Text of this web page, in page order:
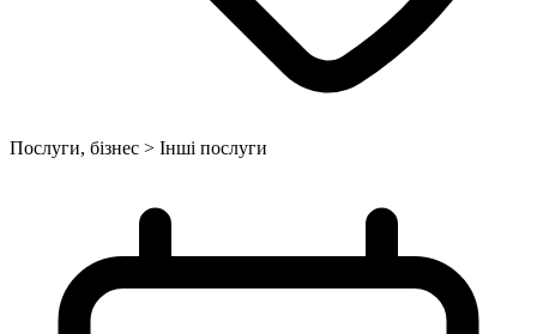
Послуги, бізнес > Інші послуги